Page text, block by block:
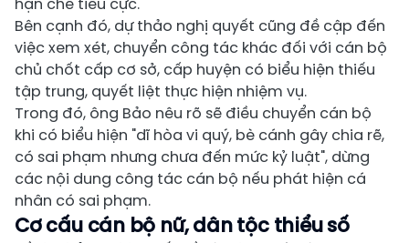
hạn chế tiêu cực.
Bên cạnh đó, dự thảo nghị quyết cũng đề cập đến
việc xem xét, chuyển công tác khác đối với cán bộ
chủ chốt cấp cơ sở, cấp huyện có biểu hiện thiếu
tập trung, quyết liệt thực hiện nhiệm vụ.
Trong đó, ông Bảo nêu rõ sẽ điều chuyển cán bộ
khi có biểu hiện "dĩ hòa vi quý, bè cánh gây chia rẽ,
có sai phạm nhưng chưa đến mức kỷ luật", dừng
các nội dung công tác cán bộ nếu phát hiện cá
nhân có sai phạm.
Cơ cấu cán bộ nữ, dân tộc thiểu số